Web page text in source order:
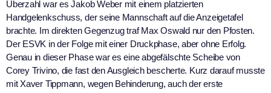
Überzahl war es Jakob Weber mit einem platzierten
Handgelenkschuss, der seine Mannschaft auf die Anzeigetafel
brachte. Im direkten Gegenzug traf Max Oswald nur den Pfosten.
Der ESVK in der Folge mit einer Druckphase, aber ohne Erfolg.
Genau in dieser Phase war es eine abgefälschte Scheibe von
Corey Trivino, die fast den Ausgleich bescherte. Kurz darauf musste
mit Xaver Tippmann, wegen Behinderung, auch der erste